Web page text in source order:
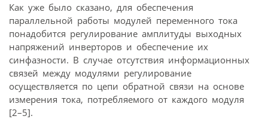
Как уже было сказано, для обеспечения
параллельной работы модулей переменного тока
понадобится регулирование амплитуды выходных
напряжений инверторов и обеспечение их
синфазности. В случае отсутствия информационных
связей между модулями регулирование
осуществляется по цепи обратной связи на основе
измерения тока, потребляемого от каждого модуля
[2–5].